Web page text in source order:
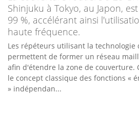
Shinjuku à Tokyo, au Japon,
99 %, accélérant ainsi
haute fréquence.
Les répéteurs utilisant la technologie
permettent de former un réseau
afin d'étendre la zone de couverture.
le concept classique des fonctions «
» indépendan...